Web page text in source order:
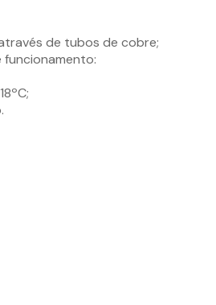
de tubos de cobre;
funcionamento: